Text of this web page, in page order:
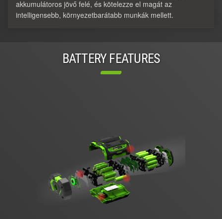
akkumulátoros jövő felé, és kötelezze el magát az
intelligensebb, környezetbarátabb munkák mellett.
BATTERY FEATURES